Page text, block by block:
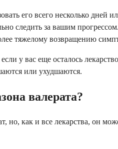
его всего несколько дней
следить за вашим
тяжелому возвращению
у вас еще осталось
или ухудшаются.
валерата?
но, как и все лекарства, он